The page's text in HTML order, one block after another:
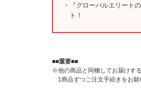
・『グローバルエリート
ト！
■■重要■■
※他の商品と同梱してお届けす
1商品ずつご注文手続きをお願